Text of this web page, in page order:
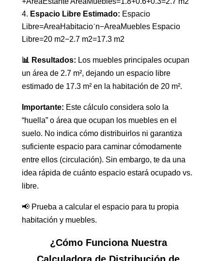
Espacio Libre Estimado: Espacio
Libre=AreaHabitacioˊn​−AreaMuebles​ Espacio
Libre=20 m2−2.7 m2=17.3 m2
📊 Resultados: Los muebles principales ocupan
un área de 2.7 m², dejando un espacio libre
estimado de 17.3 m² en la habitación de 20 m².
Importante: Este cálculo considera solo la
“huella” o área que ocupan los muebles en el
suelo. No indica cómo distribuirlos ni garantiza
suficiente espacio para caminar cómodamente
entre ellos (circulación). Sin embargo, te da una
idea rápida de cuánto espacio estará ocupado vs.
libre.
📢 Prueba a calcular el espacio para tu propia
habitación y muebles.
¿Cómo Funciona Nuestra